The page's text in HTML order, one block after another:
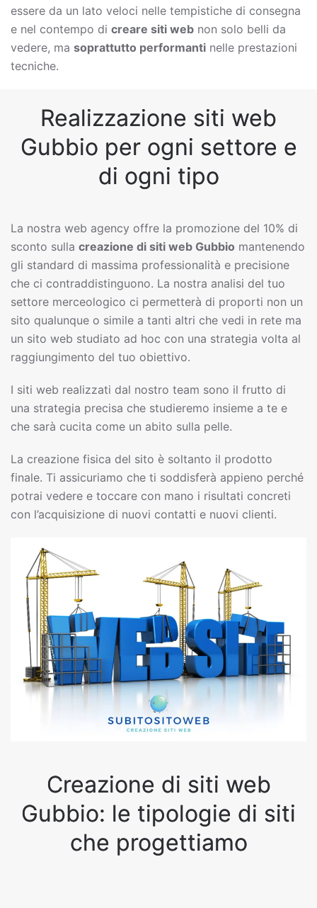
essere da un lato veloci nelle tempistiche di consegna
e nel contempo di creare siti web non solo belli da
vedere, ma soprattutto performanti nelle prestazioni
tecniche.
Realizzazione siti web
Gubbio per ogni settore e
di ogni tipo
La nostra web agency offre la promozione del 10% di
sconto sulla creazione di siti web Gubbio mantenendo
gli standard di massima professionalità e precisione
che ci contraddistinguono. La nostra analisi del tuo
settore merceologico ci permetterà di proporti non un
sito qualunque o simile a tanti altri che vedi in rete ma
un sito web studiato ad hoc con una strategia volta al
raggiungimento del tuo obiettivo.
I siti web realizzati dal nostro team sono il frutto di
una strategia precisa che studieremo insieme a te e
che sarà cucita come un abito sulla pelle.
La creazione fisica del sito è soltanto il prodotto
finale. Ti assicuriamo che ti soddisferà appieno perché
potrai vedere e toccare con mano i risultati concreti
con l’acquisizione di nuovi contatti e nuovi clienti.
Creazione di siti web
Gubbio: le tipologie di siti
che progettiamo